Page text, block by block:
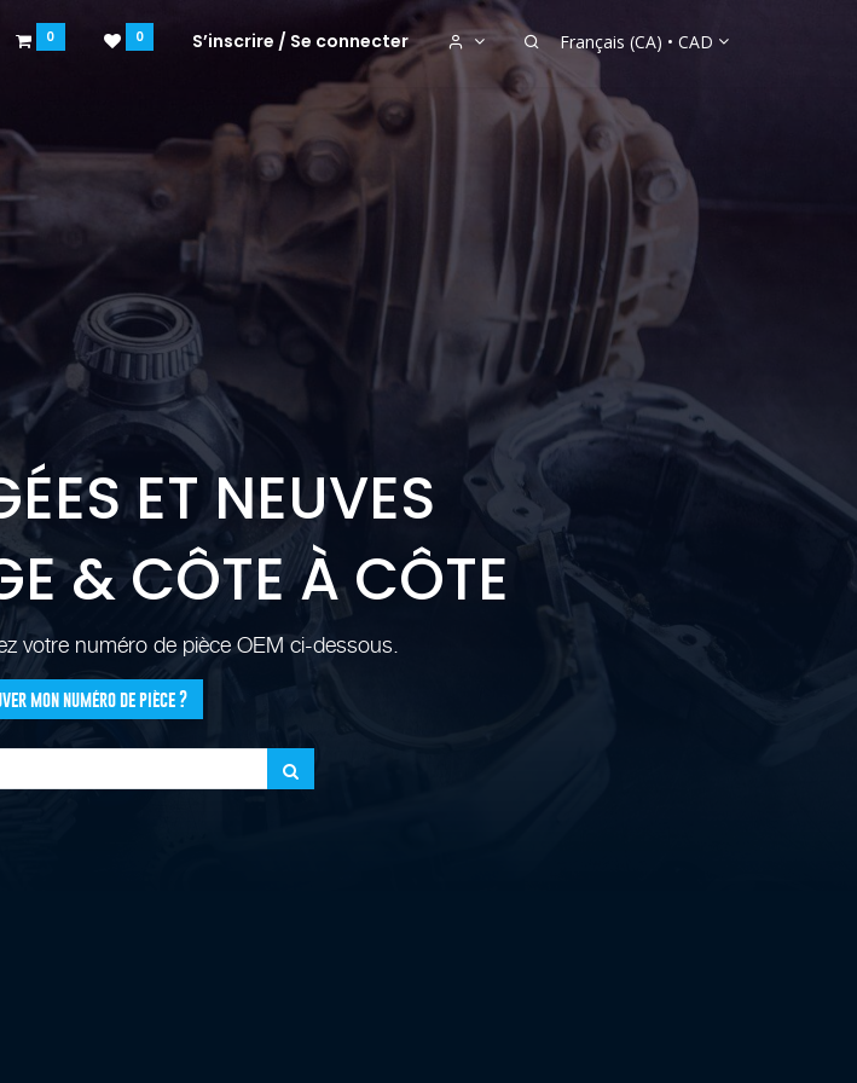
0 0 S’inscrire / Se connecter Français (CA) • CAD
ET NEUVES
& CÔTE À CÔTE
votre numéro de pièce OEM ci-dessous.
mon numéro de pièce ?